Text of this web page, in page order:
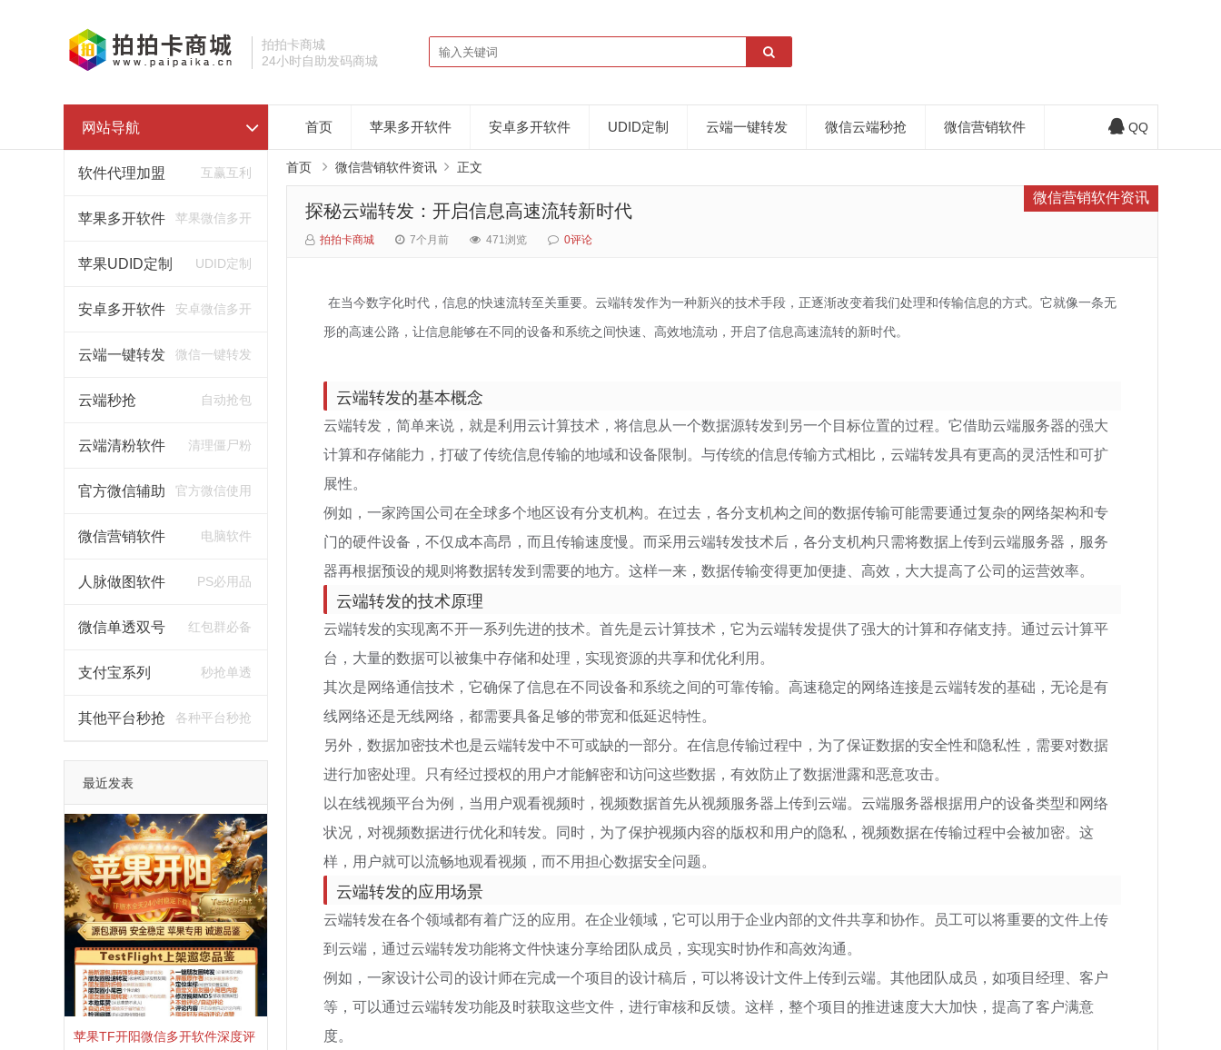
拍拍卡商城
24小时自助发码商城
网站导航
软件代理加盟 互赢互利
苹果多开软件 苹果微信多开
苹果UDID定制 UDID定制
安卓多开软件 安卓微信多开
云端一键转发 微信一键转发
云端秒抢 自动抢包
云端清粉软件 清理僵尸粉
官方微信辅助 官方微信使用
微信营销软件 电脑软件
人脉做图软件 PS必用品
微信单透双号 红包群必备
支付宝系列 秒抢单透
其他平台秒抢 各种平台秒抢
最近发表
苹果TF开阳微信多开软件深度评
首页 苹果多开软件 安卓多开软件 UDID定制 云端一键转发 微信云端秒抢 微信营销软件 QQ
首页 微信营销软件资讯 正文
探秘云端转发：开启信息高速流转新时代
微信营销软件资讯
拍拍卡商城 7个月前 471浏览 0评论
在当今数字化时代，信息的快速流转至关重要。云端转发作为一种新兴的技术手段，正逐渐改变着我们处理和传输信息的方式。它就像一条无
形的高速公路，让信息能够在不同的设备和系统之间快速、高效地流动，开启了信息高速流转的新时代。
云端转发的基本概念
云端转发，简单来说，就是利用云计算技术，将信息从一个数据源转发到另一个目标位置的过程。它借助云端服务器的强大
计算和存储能力，打破了传统信息传输的地域和设备限制。与传统的信息传输方式相比，云端转发具有更高的灵活性和可扩
展性。
例如，一家跨国公司在全球多个地区设有分支机构。在过去，各分支机构之间的数据传输可能需要通过复杂的网络架构和专
门的硬件设备，不仅成本高昂，而且传输速度慢。而采用云端转发技术后，各分支机构只需将数据上传到云端服务器，服务
器再根据预设的规则将数据转发到需要的地方。这样一来，数据传输变得更加便捷、高效，大大提高了公司的运营效率。
云端转发的技术原理
云端转发的实现离不开一系列先进的技术。首先是云计算技术，它为云端转发提供了强大的计算和存储支持。通过云计算平
台，大量的数据可以被集中存储和处理，实现资源的共享和优化利用。
其次是网络通信技术，它确保了信息在不同设备和系统之间的可靠传输。高速稳定的网络连接是云端转发的基础，无论是有
线网络还是无线网络，都需要具备足够的带宽和低延迟特性。
另外，数据加密技术也是云端转发中不可或缺的一部分。在信息传输过程中，为了保证数据的安全性和隐私性，需要对数据
进行加密处理。只有经过授权的用户才能解密和访问这些数据，有效防止了数据泄露和恶意攻击。
以在线视频平台为例，当用户观看视频时，视频数据首先从视频服务器上传到云端。云端服务器根据用户的设备类型和网络
状况，对视频数据进行优化和转发。同时，为了保护视频内容的版权和用户的隐私，视频数据在传输过程中会被加密。这
样，用户就可以流畅地观看视频，而不用担心数据安全问题。
云端转发的应用场景
云端转发在各个领域都有着广泛的应用。在企业领域，它可以用于企业内部的文件共享和协作。员工可以将重要的文件上传
到云端，通过云端转发功能将文件快速分享给团队成员，实现实时协作和高效沟通。
例如，一家设计公司的设计师在完成一个项目的设计稿后，可以将设计文件上传到云端。其他团队成员，如项目经理、客户
等，可以通过云端转发功能及时获取这些文件，进行审核和反馈。这样，整个项目的推进速度大大加快，提高了客户满意
度。